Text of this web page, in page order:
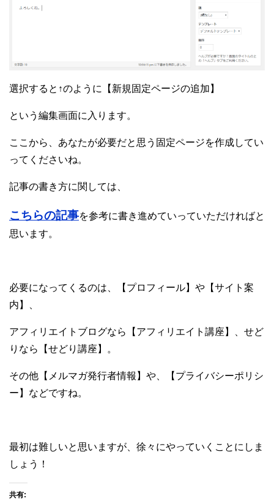
選択すると↑のように【新規固定ページの追加】
という編集画面に入ります。
ここから、あなたが必要だと思う固定ページを作成してい
ってくださいね。
記事の書き方に関しては、
こちらの記事を参考に書き進めていっていただければと
思います。
必要になってくるのは、【プロフィール】や【サイト案
内】、
アフィリエイトブログなら【アフィリエイト講座】、せど
りなら【せどり講座】。
その他【メルマガ発行者情報】や、【プライバシーポリシ
ー】などですね。
最初は難しいと思いますが、徐々にやっていくことにしま
しょう！
共有: